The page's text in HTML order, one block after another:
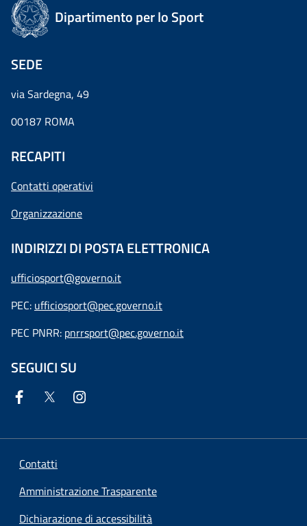
Dipartimento per lo Sport
SEDE
via Sardegna, 49
00187 ROMA
RECAPITI
Contatti operativi
Organizzazione
INDIRIZZI DI POSTA ELETTRONICA
ufficiosport@governo.it
PEC: ufficiosport@pec.governo.it
PEC PNRR: pnrrsport@pec.governo.it
SEGUICI SU
Contatti
Amministrazione Trasparente
Dichiarazione di accessibilità